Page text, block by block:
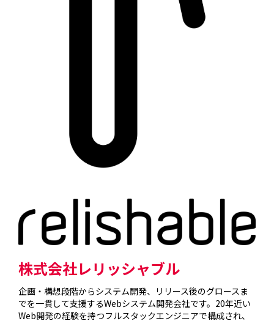
株式会社レリッシャブル
企画・構想段階からシステム開発、リリース後のグロースま
でを一貫して支援するWebシステム開発会社です。20年近い
Web開発の経験を持つフルスタックエンジニアで構成され、